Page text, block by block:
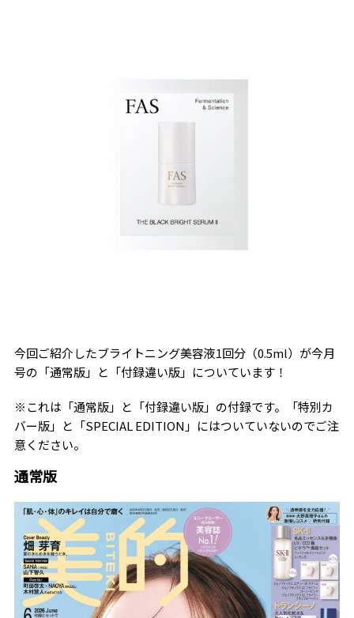
今回ご紹介したブライトニング美容液1回分（0.5ml）が今月
号の「通常版」と「付録違い版」についています！
※これは「通常版」と「付録違い版」の付録です。「特別カ
バー版」と「SPECIAL EDITION」にはついていないのでご注
意ください。
通常版